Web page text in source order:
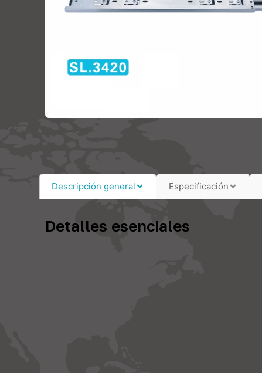
Descripción general Especificación
Detalles esenciales